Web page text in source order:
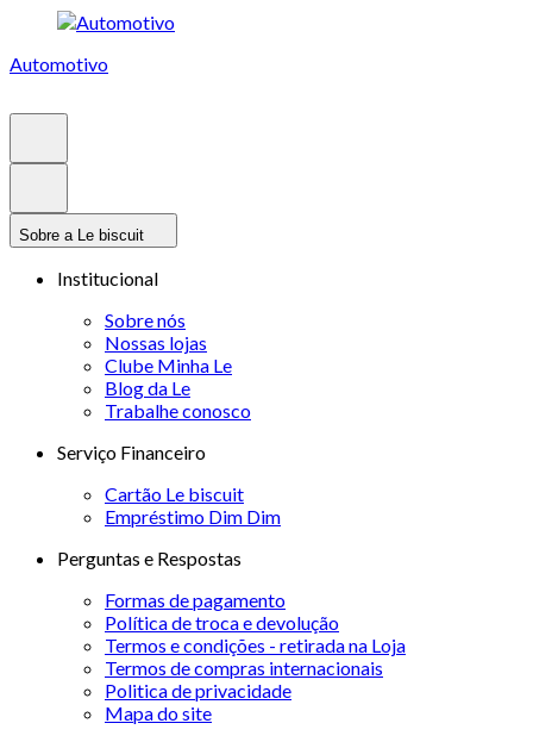
Automotivo
Sobre a Le biscuit
Institucional
Sobre nós
Nossas lojas
Clube Minha Le
Blog da Le
Trabalhe conosco
Serviço Financeiro
Cartão Le biscuit
Empréstimo Dim Dim
Perguntas e Respostas
Formas de pagamento
Política de troca e devolução
Termos e condições - retirada na Loja
Termos de compras internacionais
Politica de privacidade
Mapa do site